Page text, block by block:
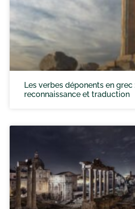
Les verbes déponents en grec
reconnaissance et traduction